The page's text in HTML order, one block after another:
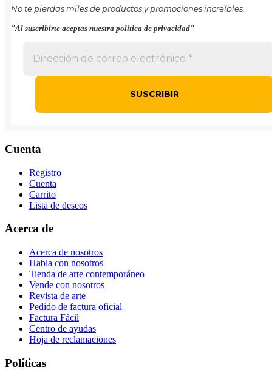
No te pierdas miles de productos y promociones increíbles.
"Al suscribirte aceptas nuestra política de privacidad"
Cuenta
Registro
Cuenta
Carrito
Lista de deseos
Acerca de
Acerca de nosotros
Habla con nosotros
Tienda de arte contemporáneo
Vende con nosotros
Revista de arte
Pedido de factura oficial
Factura Fácil
Centro de ayudas
Hoja de reclamaciones
Políticas